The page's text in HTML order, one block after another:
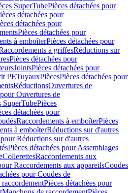
SuperTubePièces détachées pour
détachées pour
détachées pour
Pièces détachées pour
à emboîterPièces détachées pour
à griffesRéductions sur
Pièces détachées pour
JointsPièces détachées pour
PETuyauxPiècesPièces détachées pour
RéductionsOuvertures de
Ouvertures de
SuperTubePièces
détachées pour
Raccordements à emboîterPièces
à emboîterRéductions sur d'autres
Réductions sur d'autres
Pièces détachées pour Assemblages
CollerettesRaccordements aux
Raccordements aux appareilsCoudes
pour Coudes de
Pièces détachées pour